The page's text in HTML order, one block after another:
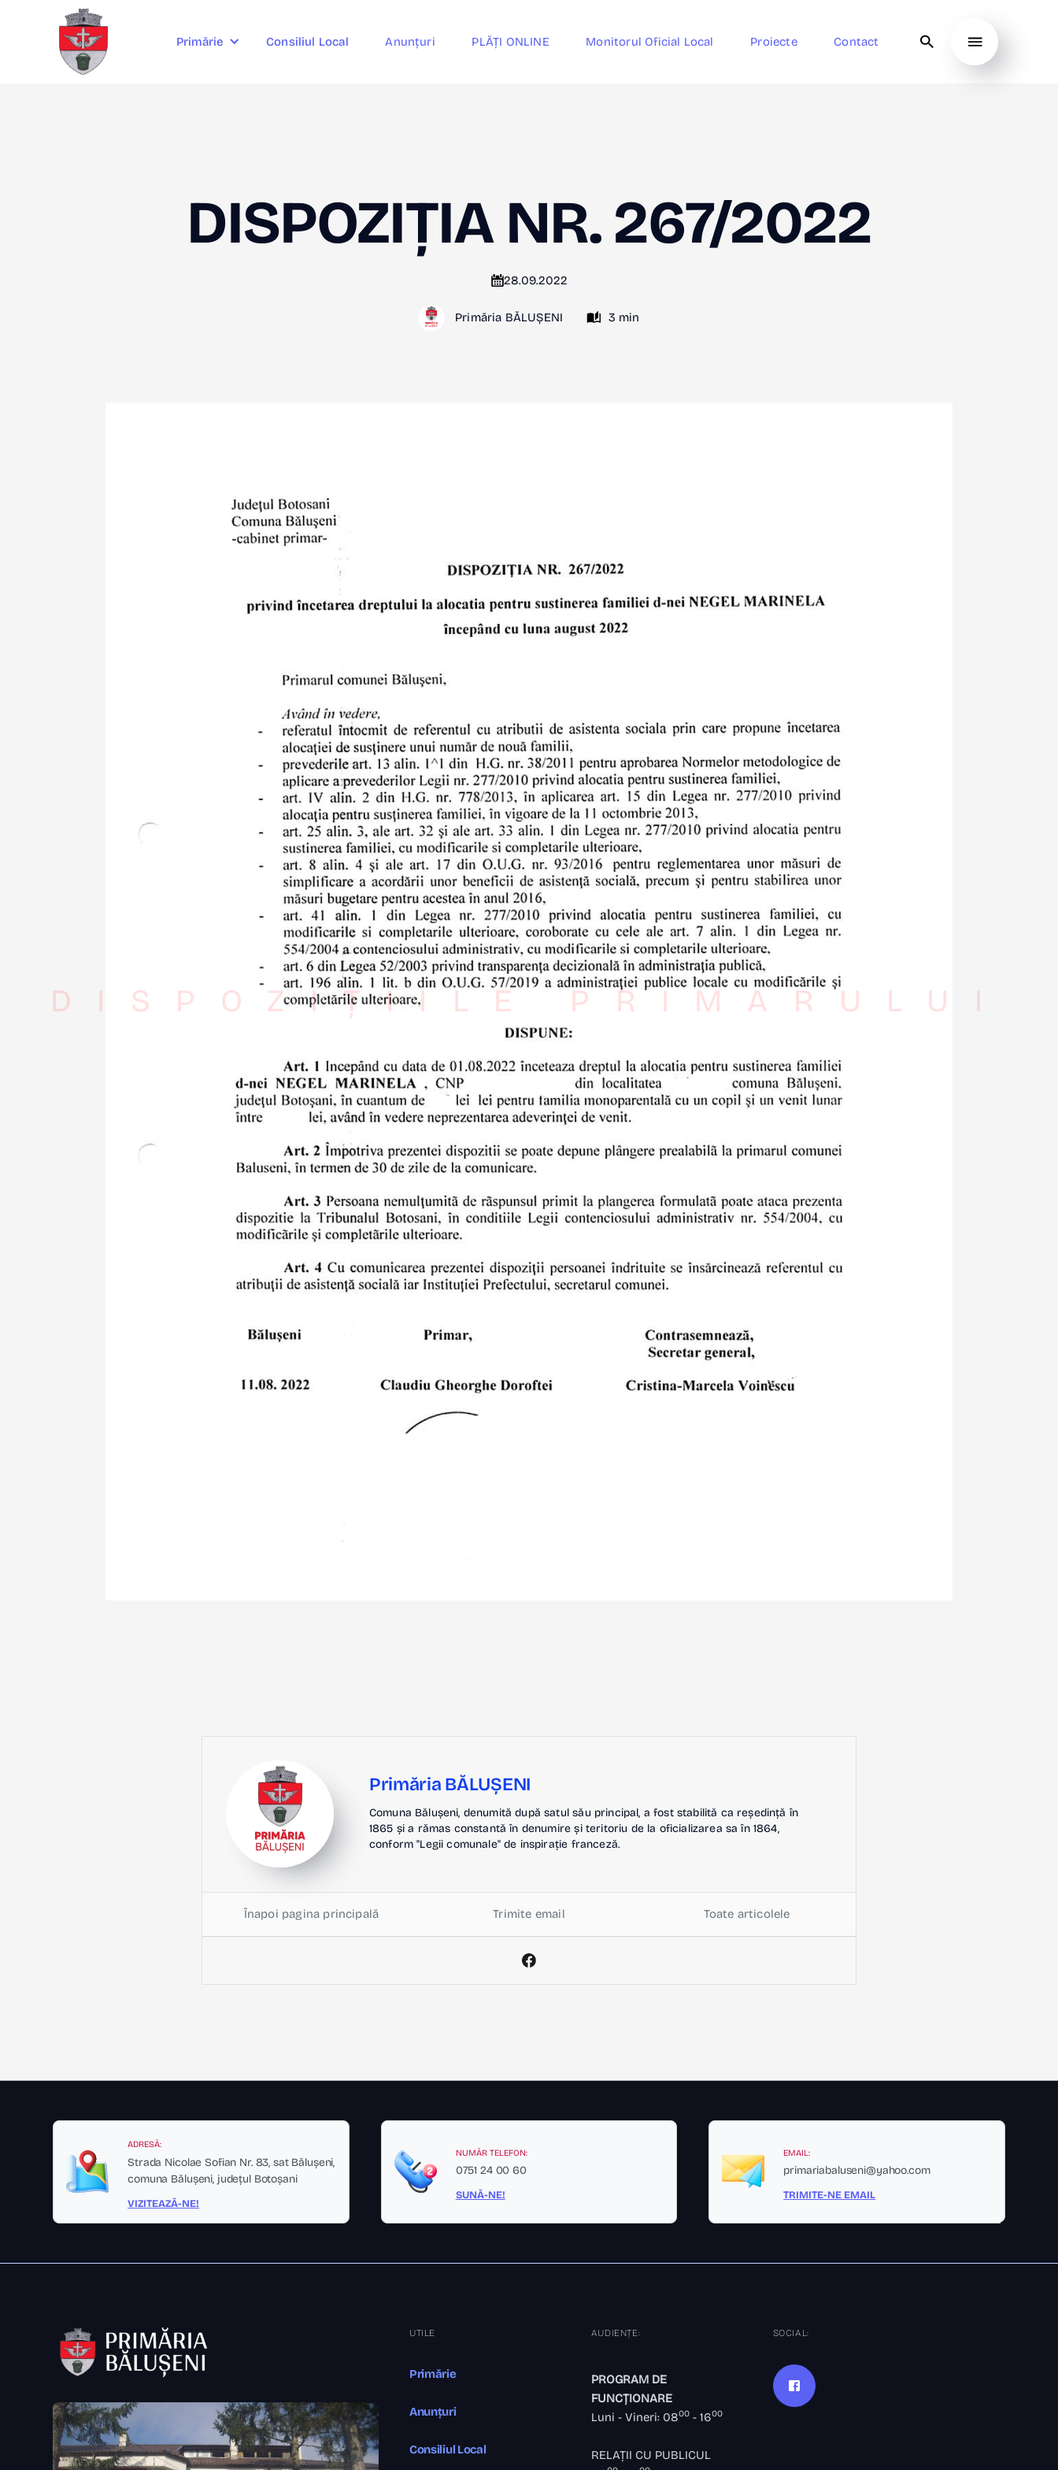
Primărie Consiliul Local Anunțuri PLĂȚI ONLINE Monitorul Oficial Local Proiecte Contact
DISPOZIȚIA NR. 267/2022
28.09.2022
Primăria BĂLUȘENI 3 min
DISPOZIȚIILE PRIMARULUI
Primăria BĂLUȘENI
Comuna Bălușeni, denumită după satul său principal, a fost stabilită ca reședință în
1865 și a rămas constantă în denumire și teritoriu de la oficializarea sa în 1864,
conform "Legii comunale" de inspirație franceză.
Înapoi pagina principală Trimite email Toate articolele
ADRESĂ:
Strada Nicolae Sofian Nr. 83, sat Bălușeni,
comuna Bălușeni, județul Botoșani
VIZITEAZĂ-NE!
NUMĂR TELEFON:
0751 24 00 60
SUNĂ-NE!
EMAIL:
primariabaluseni@yahoo.com
TRIMITE-NE EMAIL
UTILE
Primărie
Anunțuri
Consiliul Local
AUDIENȚE:
PROGRAM DE
FUNCȚIONARE
Luni - Vineri: 0800- 1600
RELAȚII CU PUBLICUL
SOCIAL: